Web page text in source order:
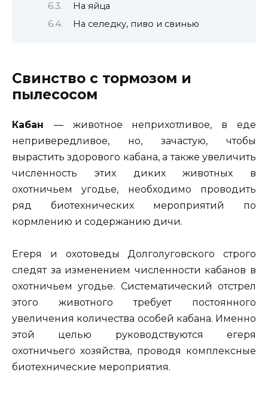
На яйца
На селедку, пиво и свинью
Свинство с тормозом и
пылесосом
Кабан — животное неприхотливое, в еде
непривередливое, но, зачастую, чтобы
вырастить здорового кабана, а также увеличить
численность этих диких животных в
охотничьем угодье, необходимо проводить
ряд биотехнических мероприятий по
кормлению и содержанию дичи.
Егеря и охотоведы Долголуговского строго
следят за изменением численности кабанов в
охотничьем угодье. Систематический отстрел
этого животного требует постоянного
увеличения количества особей кабана. Именно
этой целью руководствуются егеря
охотничьего хозяйства, проводя комплексные
биотехнические мероприятия.